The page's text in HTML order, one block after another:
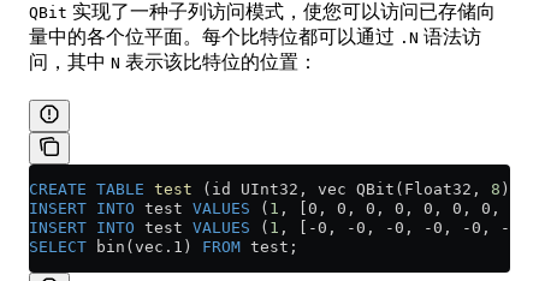
QBit 实现了一种子列访问模式，使您可以访问已存储向
量中的各个位平面。每个比特位都可以通过 .N 语法访
问，其中 N 表示该比特位的位置：
CREATE TABLE test (id UInt32, vec QBit(Float32, 8 ))
INSERT INTO test VALUES ( 1 , [0, 0, 0, 0, 0, 0, 0,
INSERT INTO test VALUES ( 1 , [-0, -0, -0, -0, -0, -0,
SELECT bin( vec . 1 ) FROM test;